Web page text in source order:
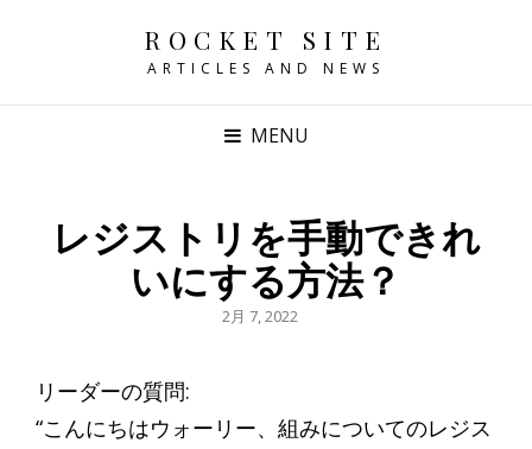
ROCKET SITE
ARTICLES AND NEWS
MENU
レジストリを手動できれ
いにする方法？
POSTED
2月 7, 2022
リーダーの質問:
“こんにちはウォーリー、組みについてのレジス